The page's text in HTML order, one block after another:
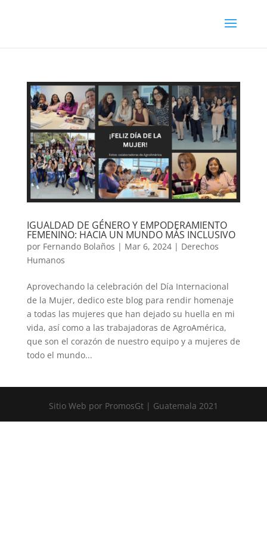
IGUALDAD DE GÉNERO Y EMPODERAMIENTO
FEMENINO: HACIA UN MUNDO MÁS INCLUSIVO
por Fernando Bolaños | Mar 6, 2024| Derechos
Humanos
Aprovechando la celebración del Día Internacional
de la Mujer, dedico este blog para rendir homenaje
a todas las mujeres que han dejado su huella en mi
vida, así como a las trabajadoras de AgroAmérica,
que son el corazón de nuestro equipo y a mujeres de
todo el mundo...
Sitio Web por PromosGt | Guatemala 2021